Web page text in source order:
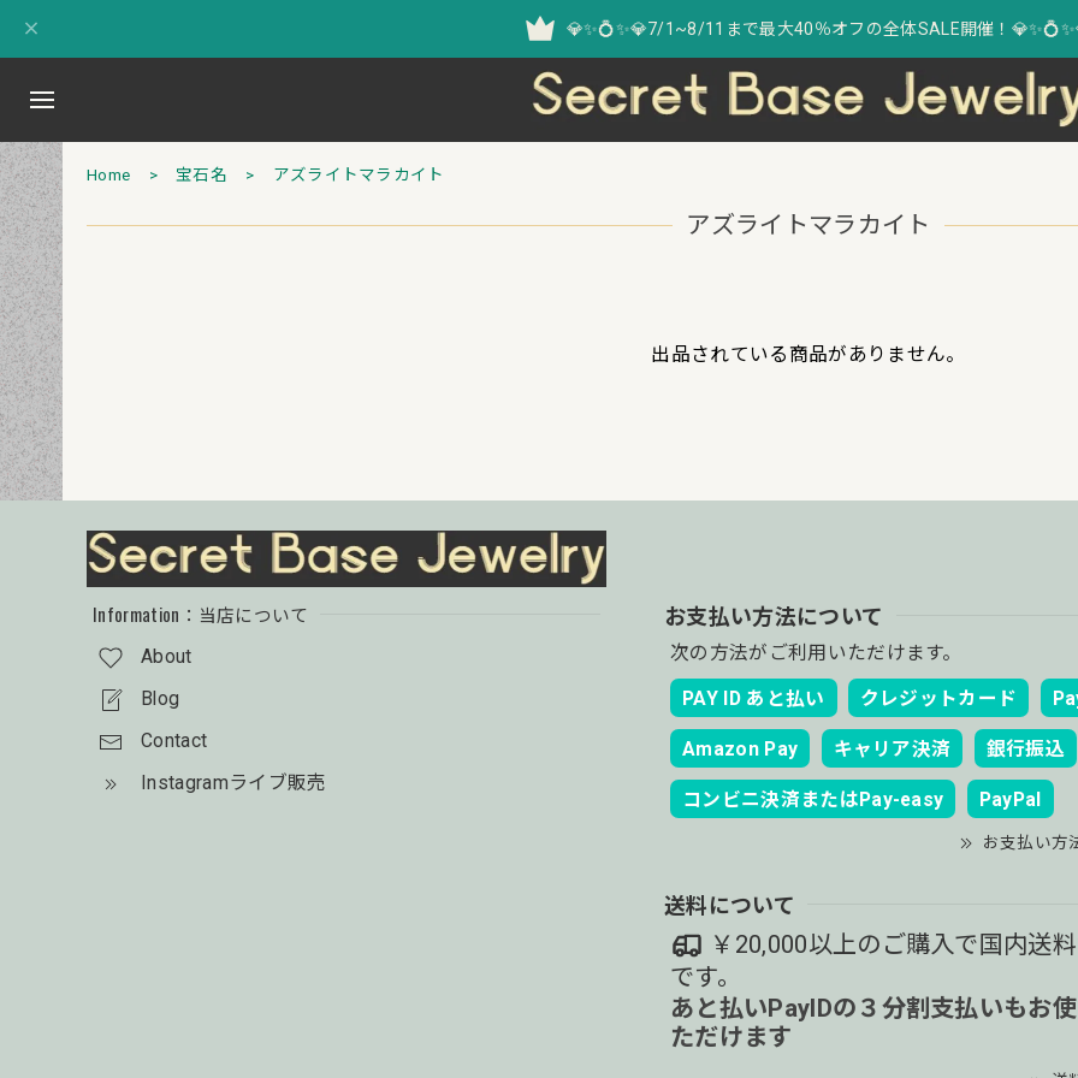
💎✨💍✨💎7/1~8/11まで最大40％オフの全体SALE開催！
Home 宝石名 アズライトマラカイト
アズライトマラカイト
出品されている商品がありません。
Information：当店について
About
Blog
Contact
Instagramライブ販売
お支払い方法について
次の方法がご利用いただけます。
PAY ID あと払い
クレジットカード
Amazon Pay キャリア決済 銀行振込
コンビニ決済またはPay-easy PayPal
お支払い方
送料について
￥20,000以上のご購入で国内送
です。
あと払いPayIDの３分割支払いもお
ただけます